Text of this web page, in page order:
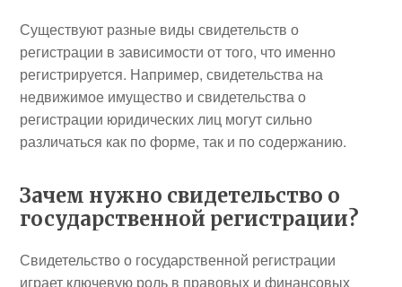
Существуют разные виды свидетельств о
регистрации в зависимости от того, что именно
регистрируется. Например, свидетельства на
недвижимое имущество и свидетельства о
регистрации юридических лиц могут сильно
различаться как по форме, так и по содержанию.
Зачем нужно свидетельство о
государственной регистрации?
Свидетельство о государственной регистрации
играет ключевую роль в правовых и финансовых